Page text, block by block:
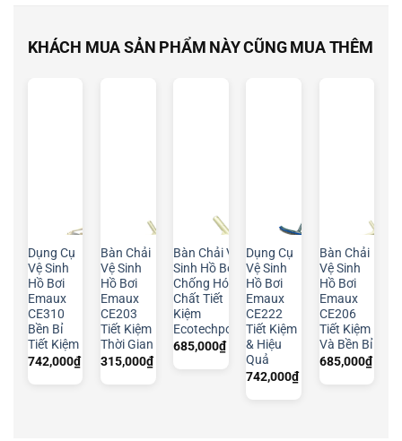
KHÁCH MUA SẢN PHẨM NÀY CŨNG MUA THÊM
Dụng Cụ
Vệ Sinh
Hồ Bơi
Emaux
CE310
Bền Bỉ
Tiết Kiệm
742,000₫
Bàn Chải
Vệ Sinh
Hồ Bơi
Emaux
CE203
Tiết Kiệm
Thời Gian
315,000₫
Bàn Chải Vệ
Sinh Hồ Bơi
Chống Hóa
Chất Tiết
Kiệm
Ecotechpool
685,000₫
Dụng Cụ
Vệ Sinh
Hồ Bơi
Emaux
CE222
Tiết Kiệm
& Hiệu
Quả
742,000₫
Bàn Chải
Vệ Sinh
Hồ Bơi
Emaux
CE206
Tiết Kiệm
Và Bền Bỉ
685,000₫